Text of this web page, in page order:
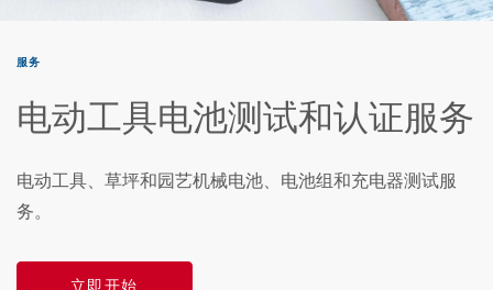
服务
电动工具电池测试和认证服务
电动工具、草坪和园艺机械电池、电池组和充电器测试服
务。
立即开始